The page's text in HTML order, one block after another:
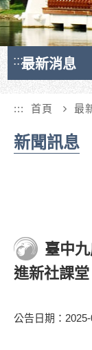
:::最新消息
::: 首頁 最
新聞訊息
臺中
進新社課堂
公告日期：